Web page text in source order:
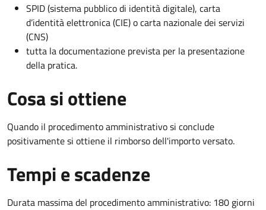
SPID (sistema pubblico di identità digitale), carta
d’identità elettronica (CIE) o carta nazionale dei servizi
(CNS)
tutta la documentazione prevista per la presentazione
della pratica.
Cosa si ottiene
Quando il procedimento amministrativo si conclude
positivamente si ottiene il rimborso dell'importo versato.
Tempi e scadenze
Durata massima del procedimento amministrativo: 180 giorni